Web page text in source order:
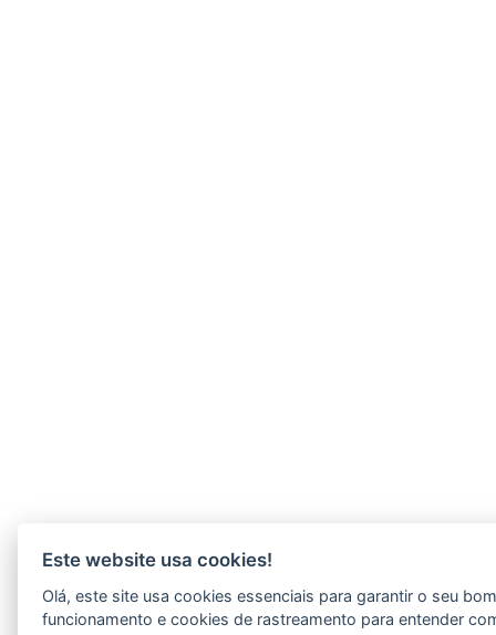
Este website usa cookies!
Olá, este site usa cookies essenciais para garantir o seu
funcionamento e cookies de rastreamento para entender